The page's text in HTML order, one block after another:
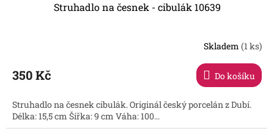
Struhadlo na česnek - cibulák 10639
Skladem (1 ks)
350 Kč Do košíku
Struhadlo na česnek cibulák. Originál český porcelán z Dubí.
Délka: 15,5 cm Šířka: 9 cm Váha: 100...